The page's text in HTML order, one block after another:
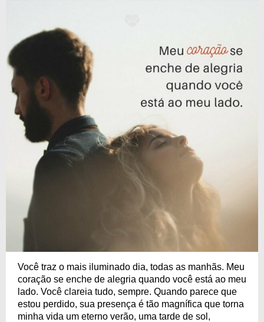
Você traz o mais iluminado dia, todas as manhãs. Meu
coração se enche de alegria quando você está ao meu
lado. Você clareia tudo, sempre. Quando parece que
estou perdido, sua presença é tão magnífica que torna
minha vida um eterno verão, uma tarde de sol,